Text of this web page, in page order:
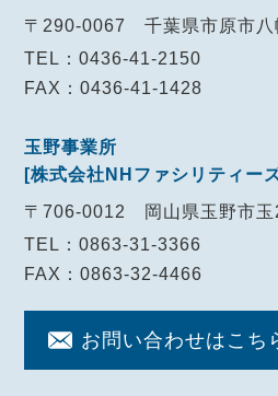
〒290-0067千葉県市原市
TEL：0436-41-2150
FAX：0436-41-1428
玉野事業所
[株式会社NHファシリティー
〒706-0012
岡山県玉野市
TEL：0863-31-3366
FAX：0863-32-4466
お問い合わせはこち